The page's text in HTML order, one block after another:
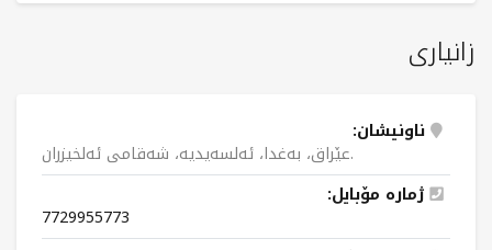
زانیاری
ناونیشان:
عێراق، بەغدا، ئەلسەیدیە، شەقامی ئەلخيزران.
ژمارە مۆبایل:
7729955773